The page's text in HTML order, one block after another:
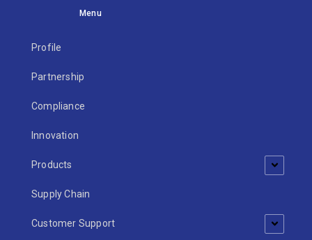
Menu
Profile
Partnership
Compliance
Innovation
Products
Supply Chain
Customer Support